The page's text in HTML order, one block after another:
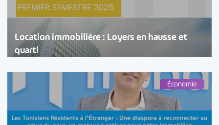
Location immobilière : Loyers en hausse et
quarti
Économie